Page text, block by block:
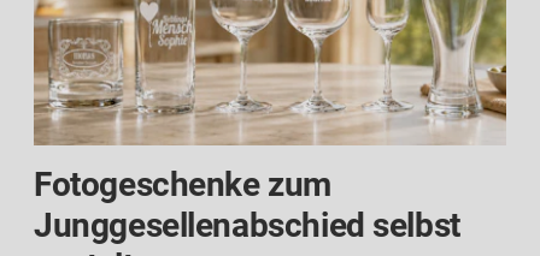
Fotogeschenke zum
Junggesellenabschied selbst